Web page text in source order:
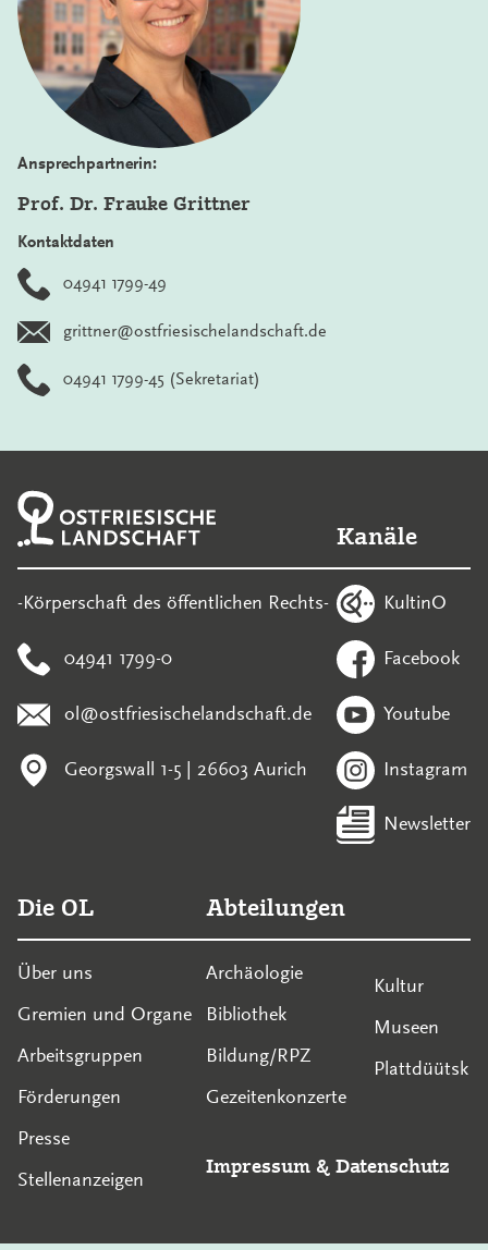
Ansprechpartnerin:
Prof. Dr. Frauke Grittner
Kontaktdaten
04941 1799-49
grittner@ostfriesischelandschaft.de
04941 1799-45 (Sekretariat)
-Körperschaft des öffentlichen Rechts-
04941 1799-0
ol@ostfriesischelandschaft.de
Georgswall 1-5 | 26603 Aurich
Kanäle
KultinO
Facebook
Youtube
Instagram
Newsletter
Die OL
Über uns
Gremien und Organe
Arbeitsgruppen
Förderungen
Presse
Stellenanzeigen
Abteilungen
Archäologie
Bibliothek
Bildung/RPZ
Gezeitenkonzerte
Kultur
Museen
Plattdüütsk
Impressum & Datenschutz